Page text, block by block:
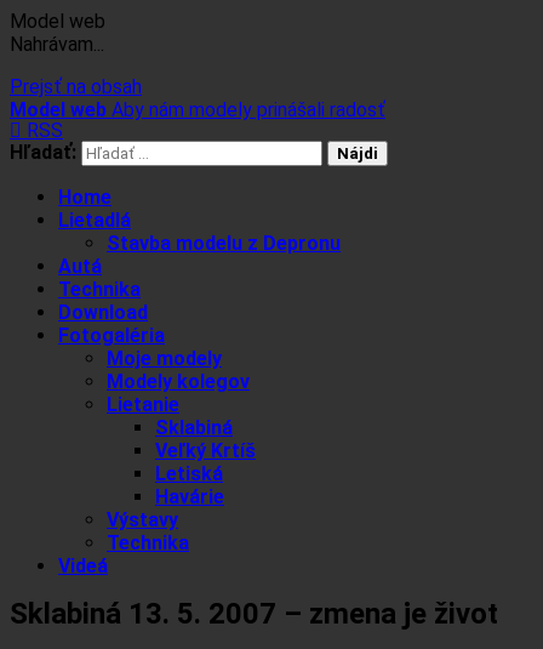
Model web
Nahrávam...
Prejsť na obsah
Model web Aby nám modely prinášali radosť
RSS
Hľadať:
Home
Lietadlá
Stavba modelu z Depronu
Autá
Technika
Download
Fotogaléria
Moje modely
Modely kolegov
Lietanie
Sklabiná
Veľký Krtíš
Letiská
Havárie
Výstavy
Technika
Videá
Sklabiná 13. 5. 2007 – zmena je život